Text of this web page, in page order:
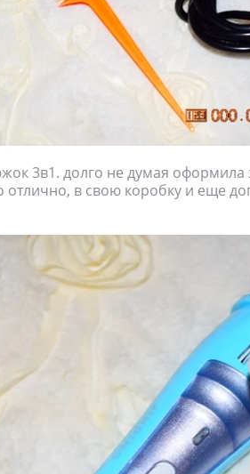
3в1. долго не думая оформила
отлично, в свою коробку и еще